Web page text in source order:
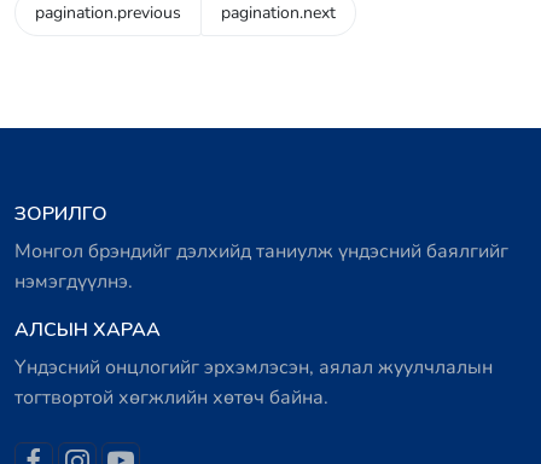
pagination.previous pagination.next
ЗОРИЛГО
Монгол брэндийг дэлхийд таниулж үндэсний баялгийг
нэмэгдүүлнэ.
АЛСЫН ХАРАА
Үндэсний онцлогийг эрхэмлэсэн, аялал жуулчлалын
тогтвортой хөгжлийн хөтөч байна.